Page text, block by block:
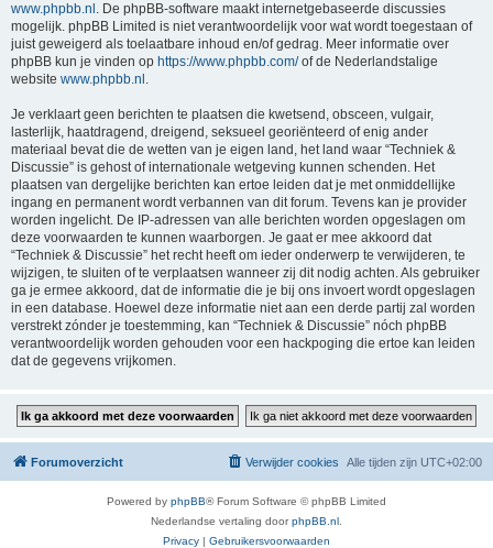
www.phpbb.nl . De phpBB-software maakt internetgebaseerde discussies
mogelijk. phpBB Limited is niet verantwoordelijk voor wat wordt toegestaan of
juist geweigerd als toelaatbare inhoud en/of gedrag. Meer informatie over
phpBB kun je vinden op https://www.phpbb.com/of de Nederlandstalige
website www.phpbb.nl .
Je verklaart geen berichten te plaatsen die kwetsend, obsceen, vulgair,
lasterlijk, haatdragend, dreigend, seksueel georiënteerd of enig ander
materiaal bevat die de wetten van je eigen land, het land waar “Techniek &
Discussie” is gehost of internationale wetgeving kunnen schenden. Het
plaatsen van dergelijke berichten kan ertoe leiden dat je met onmiddellijke
ingang en permanent wordt verbannen van dit forum. Tevens kan je provider
worden ingelicht. De IP-adressen van alle berichten worden opgeslagen om
deze voorwaarden te kunnen waarborgen. Je gaat er mee akkoord dat
“Techniek & Discussie” het recht heeft om ieder onderwerp te verwijderen, te
wijzigen, te sluiten of te verplaatsen wanneer zij dit nodig achten. Als gebruiker
ga je ermee akkoord, dat de informatie die je bij ons invoert wordt opgeslagen
in een database. Hoewel deze informatie niet aan een derde partij zal worden
verstrekt zónder je toestemming, kan “Techniek & Discussie” nóch phpBB
verantwoordelijk worden gehouden voor een hackpoging die ertoe kan leiden
dat de gegevens vrijkomen.
Forumoverzicht Alle tijden zijn UTC+02:00
Verwijder cookies
Powered by phpBB® Forum Software © phpBB Limited
Nederlandse vertaling doorphpBB.nl
Privacy | Gebruikersvoorwaarden